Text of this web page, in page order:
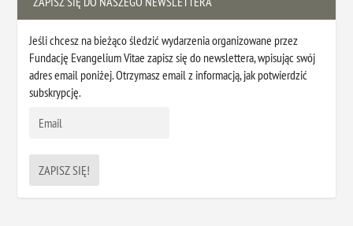
Jeśli chcesz na bieżąco śledzić wydarzenia organizowane przez
Fundację Evangelium Vitae zapisz się do newslettera, wpisując swój
adres email poniżej. Otrzymasz email z informacją, jak potwierdzić
subskrypcję.